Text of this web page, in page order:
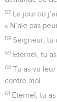
9
Nous
cause des
Notre peau
brûlures de la
11
Ils ont violé
les villes de
12 Des chefs
anciens n'a